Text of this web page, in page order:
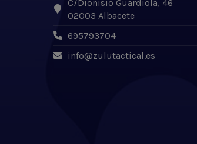
C/Dionisio Guardiola, 46
02003 Albacete
695793704
info@zulutactical.es